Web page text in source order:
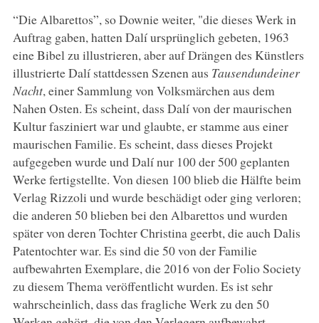
“Die Albarettos”, so Downie weiter, "die dieses Werk in
Auftrag gaben, hatten Dalí ursprünglich gebeten, 1963
eine Bibel zu illustrieren, aber auf Drängen des Künstlers
illustrierte Dalí stattdessen Szenen aus Tausendundeiner
Nacht, einer Sammlung von Volksmärchen aus dem
Nahen Osten. Es scheint, dass Dalí von der maurischen
Kultur fasziniert war und glaubte, er stamme aus einer
maurischen Familie. Es scheint, dass dieses Projekt
aufgegeben wurde und Dalí nur 100 der 500 geplanten
Werke fertigstellte. Von diesen 100 blieb die Hälfte beim
Verlag Rizzoli und wurde beschädigt oder ging verloren;
die anderen 50 blieben bei den Albarettos und wurden
später von deren Tochter Christina geerbt, die auch Dalis
Patentochter war. Es sind die 50 von der Familie
aufbewahrten Exemplare, die 2016 von der Folio Society
zu diesem Thema veröffentlicht wurden. Es ist sehr
wahrscheinlich, dass das fragliche Werk zu den 50